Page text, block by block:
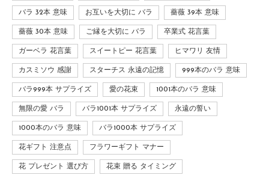
バラ 32本 意味 お互いを大切に バラ 薔薇 39本 意味
薔薇 30本 意味 ご縁を大切に バラ 卒業式 花言葉
ガーベラ 花言葉 スイートピー 花言葉 ヒマワリ 友情
カスミソウ 感謝 スターチス 永遠の記憶 999本のバラ 意味
バラ999本 サプライズ 愛の花束 1001本のバラ 意味
無限の愛 バラ バラ1001本 サプライズ 永遠の誓い
1000本のバラ 意味 バラ1000本 サプライズ
花ギフト 注意点 フラワーギフト マナー
花 プレゼント 選び方 花束 贈る タイミング